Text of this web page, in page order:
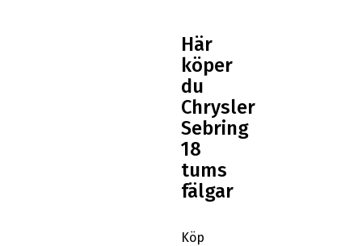
Här
köper
du
Chrysler
Sebring
18
tums
fälgar
Köp